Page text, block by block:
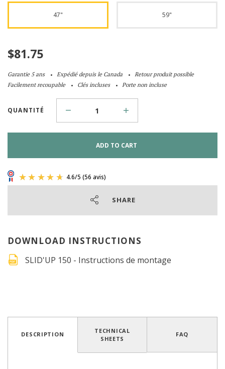
47" 59"
$81.75
Garantie 5 ans Expédié depuis le Canada
Retour produit possible
Facilement recoupable
Clés incluses Porte non incluse
QUANTITÉ
ADD TO CART
SHARE
DOWNLOAD INSTRUCTIONS
SLID'UP 150 - Instructions de montage
DESCRIPTION
TECHNICAL
SHEETS
FAQ